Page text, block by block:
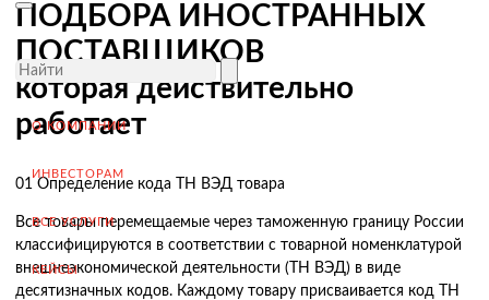
О КОМПАНИИ
ИНВЕСТОРАМ
ВСЕ УСЛУГИ
КЕЙСЫ
Возмещение НДС при Экспорте
Продвижение на внешние рынки
Подбор поставщиков в России
(для иностранных компаний)
Импорт в Россию
Импорт из Китая
ПОДБОРА ИНОСТРАННЫХ
ПОСТАВЩИКОВ
которая действительно
работает
01 Определение кода ТН ВЭД товара
Все товары перемещаемые через таможенную границу России
классифицируются в соответствии с товарной номенклатурой
внешнеэкономической деятельности (ТН ВЭД) в виде
десятизначных кодов. Каждому товару присваивается код ТН